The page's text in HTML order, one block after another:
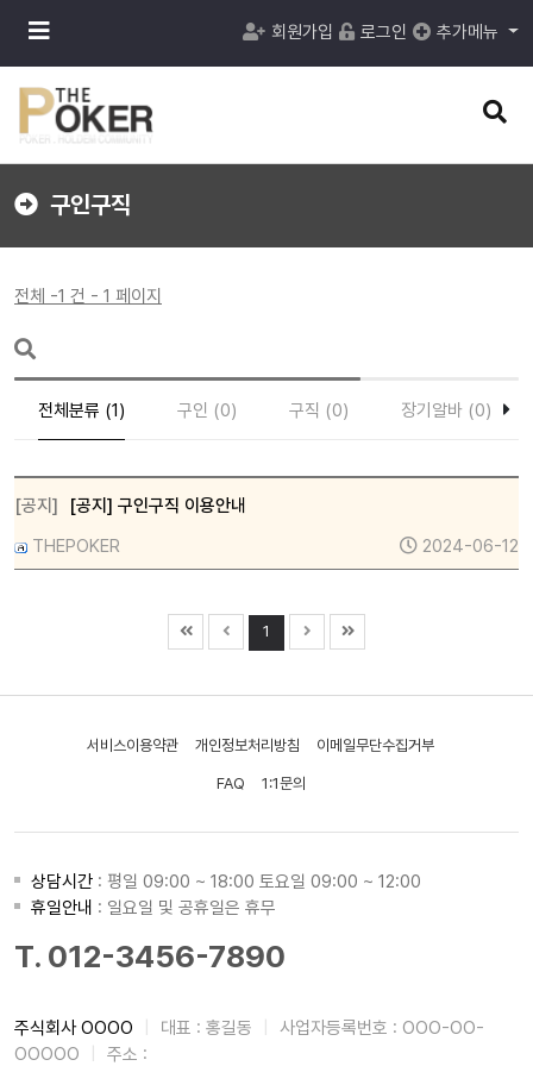
메
튼
회원가입 로그인 추가메뉴
검
버
구인구직
전체 -1 건 - 1 페이지
전체분류 (1) 구인 (0) 구직 (0) 장기알바 (0)
[공지]
[공지] 구인구직 이용안내
THEPOKER
2024-06-12
1
서비스이용약관 개인정보처리방침 이메일무단수집거부
FAQ 1:1문의
상담시간 : 평일 09:00 ~ 18:00 토요일 09:00 ~ 12:00
휴일안내 : 일요일 및 공휴일은 휴무
T. 012-3456-7890
주식회사 OOOO 대표 : 홍길동
사업자등록번호 : OOO-OO-
OOOOO
주소 :